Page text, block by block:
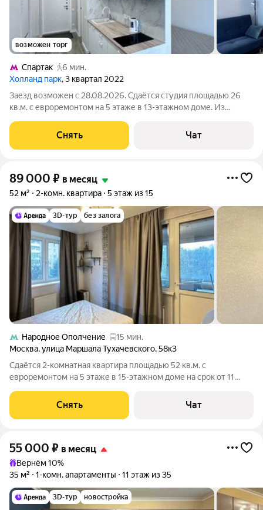
возможен торг
Спартак
6 мин.
Холланд парк, 3 квартал 2022
Заезд возможен с 28.08.2026. Сдаётся студия площадью 26
кв.м. с евроремонтом на 5 этаже в 13-этажном доме. Из
Кондиционер Микроволновка Дом - монолитный, окна
выходят на улицу. В подъезде 3
Снять Чат
89 000 ₽ в месяц
52 м² 2-комн. квартира 5 этаж из 15
3D-тур без залога
Народное Ополчение
15 мин.
Москва,улица Маршала Тухачевского,58к3
Сдаётся 2-комнатная квартира площадью 52 кв.м. с
евроремонтом на 5 этаже в 15-этажном доме на срок от 11
Холодильник Микроволновка Дом - кирпичный, окна выходят
во двор. Есть консьерж. В
Снять Чат
55 000 ₽ в месяц
Вернём 10%
35 м²
1-комн. апартаменты 11 этаж из 35
3D-тур новостройка